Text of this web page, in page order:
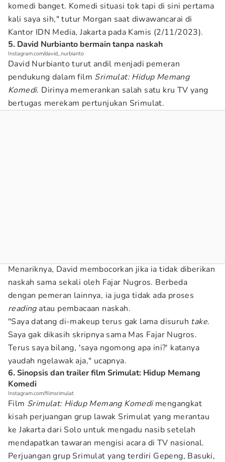
komedi banget. Komedi situasi tok tapi di sini pertama
kali saya sih," tutur Morgan saat diwawancarai di
Kantor IDN Media, Jakarta pada Kamis (2/11/2023).
5. David Nurbianto bermain tanpa naskah
Instagram.com/david_nurbianto
David Nurbianto turut andil menjadi pemeran
pendukung dalam film Srimulat: Hidup Memang
Komedi. Dirinya memerankan salah satu kru TV yang
bertugas merekam pertunjukan Srimulat.
Menariknya, David membocorkan jika ia tidak diberikan
naskah sama sekali oleh Fajar Nugros. Berbeda
dengan pemeran lainnya, ia juga tidak ada proses
readingatau pembacaan naskah.
"Saya datang di-makeup terus gak lama disuruh take.
Saya gak dikasih skripnya sama Mas Fajar Nugros.
Terus saya bilang, 'saya ngomong apa ini?' katanya
yaudah ngelawak aja," ucapnya.
6. Sinopsis dan trailer film Srimulat: Hidup Memang
Komedi
Instagram.com/filmsrimulat
Film Srimulat: Hidup Memang Komedimengangkat
kisah perjuangan grup lawak Srimulat yang merantau
ke Jakarta dari Solo untuk mengadu nasib setelah
mendapatkan tawaran mengisi acara di TV nasional.
Perjuangan grup Srimulat yang terdiri Gepeng, Basuki,